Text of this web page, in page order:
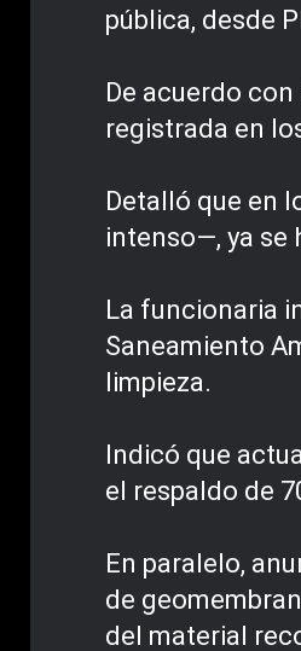
pública, desde
De acuerdo
registrada en
Detalló que en
intenso—, ya se
La funcionaria
Saneamiento
limpieza.
Indicó que
el respaldo de
En paralelo,
de
del material